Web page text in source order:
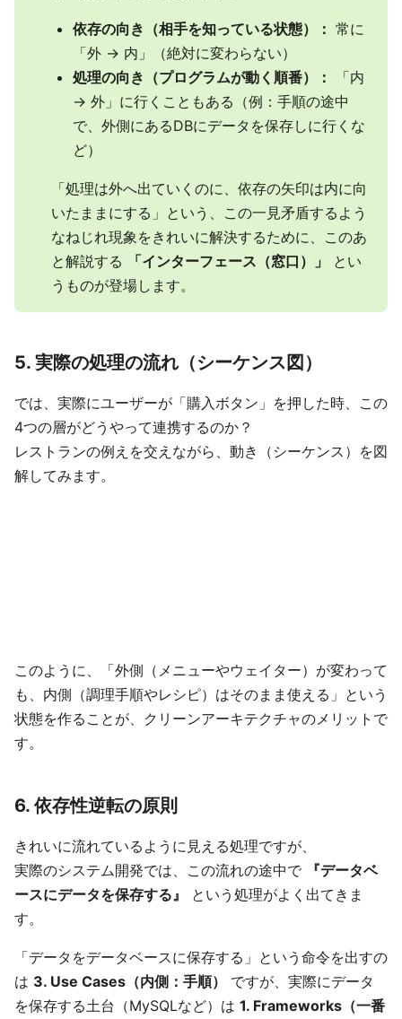
依存の向き（相手を知っている状態）： 常に
「外 → 内」（絶対に変わらない）
処理の向き（プログラムが動く順番）：
「内
→ 外」に行くこともある（例：手順の途中
で、外側にあるDBにデータを保存しに行くな
ど）
「処理は外へ出ていくのに、依存の矢印は内に向
いたままにする」という、この一見矛盾するよう
なねじれ現象をきれいに解決するために、このあ
と解説する
「インターフェース（窓口）」
とい
うものが登場します。
5. 実際の処理の流れ（シーケンス図）
では、実際にユーザーが「購入ボタン」を押した時、この
4つの層がどうやって連携するのか？
レストランの例えを交えながら、動き（シーケンス）を図
解してみます。
このように、「外側（メニューやウェイター）が変わって
も、内側（調理手順やレシピ）はそのまま使える」という
状態を作ることが、クリーンアーキテクチャのメリットで
す。
6. 依存性逆転の原則
きれいに流れているように見える処理ですが、
実際のシステム開発では、この流れの途中で
『データベ
ースにデータを保存する』
という処理がよく出てきま
す。
「データをデータベースに保存する」という命令を出すの
は 3. Use Cases（内側：手順）
ですが、実際にデータ
を保存する土台（MySQLなど）は 1. Frameworks（一番